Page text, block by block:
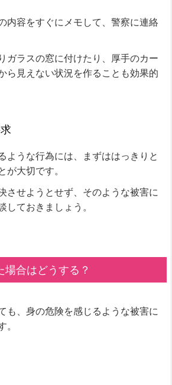
内容をすぐにメモして、警察に連絡
ガラスの窓に付けたり、厚手のカー
ら見えない状況を作ることも効果的
ような行為には、まずははっきりと
が大切です。
させようとせず、そのような被害に
しておきましょう。
合はどうする？
も、身の危険を感じるような被害に